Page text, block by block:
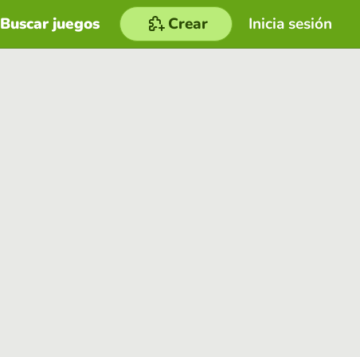
Inicia sesión
Buscar juegos Crear